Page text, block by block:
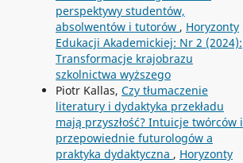
perspektywy studentów,
absolwentów i tutorów , Horyzonty
Edukacji Akademickiej: Nr 2 (2024):
Transformacje krajobrazu
szkolnictwa wyższego
Piotr Kallas, Czy tłumaczenie
literatury i dydaktyka przekładu
mają przyszłość? Intuicje twórców i
przepowiednie futurologów a
praktyka dydaktyczna , Horyzonty